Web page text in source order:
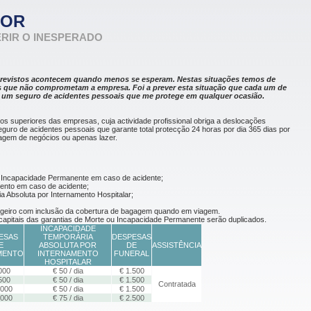
O INESPERADO
acontecem quando menos se esperam. Nestas situações temos de
não comprometam a empresa. Foi a prever esta situação que cada um de
seguro de acidentes pessoais que me protege em qualquer ocasião.
superiores das empresas, cuja actividade profissional obriga a deslocações
de acidentes pessoais que garante total protecção 24 horas por dia 365 dias por
de negócios ou apenas lazer.
Permanente em caso de acidente;
em caso de acidente;
Absoluta por Internamento Hospitalar;
com inclusão da cobertura de bagagem quando em viagem.
das garantias de Morte ou Incapacidade Permanente serão duplicados.
INCAPACIDADE
TEMPORÁRIA
ABSOLUTA POR
INTERNAMENTO
HOSPITALAR
DESPESAS
DE
FUNERAL
ASSISTÊNCIA
€ 50 / dia
€ 1.500
Contratada
€ 50 / dia
€ 1.500
€ 50 / dia
€ 1.500
€ 75 / dia € 2.500